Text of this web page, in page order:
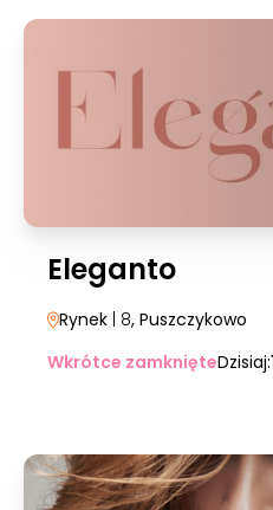
Eleganto
Rynek | 8, Puszczykowo
Wkrótce zamknięteDzisiaj: